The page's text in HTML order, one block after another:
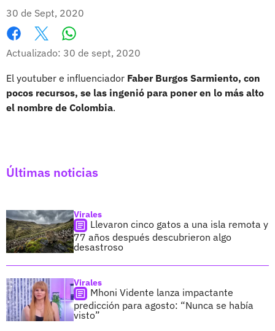
30 de Sept, 2020
Facebook
X
Actualizado: 30 de sept, 2020
El youtuber e influenciador Faber Burgos Sarmiento, con
pocos recursos, se las ingenió para poner en lo más alto
el nombre de Colombia.
Últimas noticias
Virales
Llevaron cinco gatos a una isla remota y
77 años después descubrieron algo
desastroso
Virales
Mhoni Vidente lanza impactante
predicción para agosto: “Nunca se había
visto”